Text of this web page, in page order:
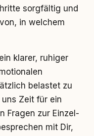
sorgfältig und
in welchem
klarer, ruhiger
belastet zu
Zeit für ein
Fragen zur Einzel-
mit Dir,